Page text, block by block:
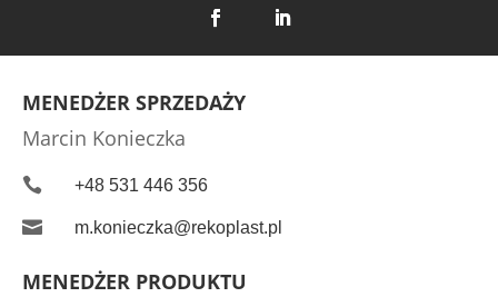
MENEDŻER SPRZEDAŻY
Marcin Konieczka
 +48 531 446 356
 m.konieczka@rekoplast.pl
MENEDŻER PRODUKTU